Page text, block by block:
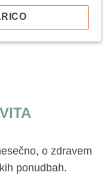
o zdravem
ponudbah.